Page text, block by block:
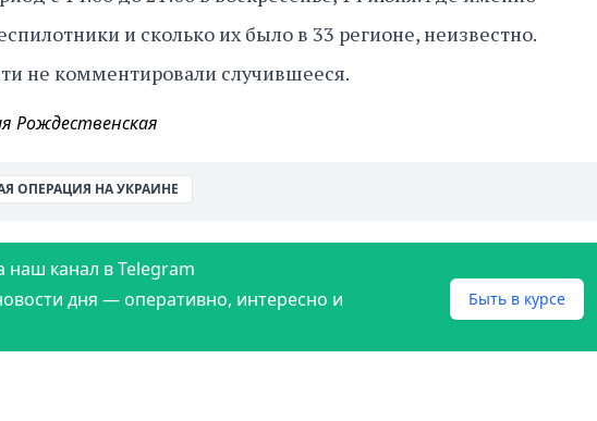
и сколько их было в 33 регионе, неизвестно.
не комментировали случившееся.
Рождественская
ОПЕРАЦИЯ НА УКРАИНЕ
канал в Telegram
дня — оперативно, интересно и
Быть в курсе